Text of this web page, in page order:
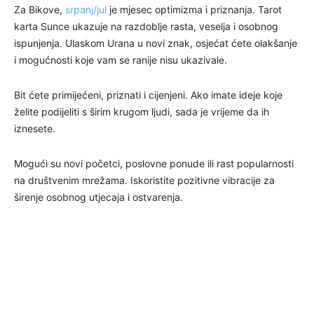
Za Bikove, srpanj/jul je mjesec optimizma i priznanja. Tarot
karta Sunce ukazuje na razdoblje rasta, veselja i osobnog
ispunjenja. Ulaskom Urana u novi znak, osjećat ćete olakšanje
i mogućnosti koje vam se ranije nisu ukazivale.
Bit ćete primijećeni, priznati i cijenjeni. Ako imate ideje koje
želite podijeliti s širim krugom ljudi, sada je vrijeme da ih
iznesete.
Mogući su novi početci, poslovne ponude ili rast popularnosti
na društvenim mrežama. Iskoristite pozitivne vibracije za
širenje osobnog utjecaja i ostvarenja.